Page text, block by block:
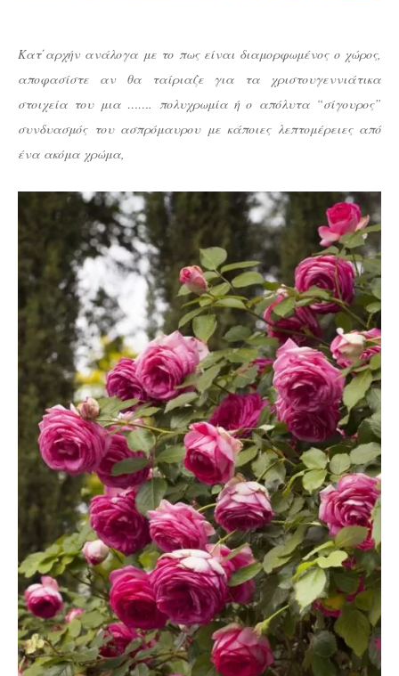
Κατ΄αρχήν ανάλογα με το πως είναι διαμορφωμένος ο χώρος,
αποφασίστε αν θα ταίριαζε για τα χριστουγεννιάτικα
στοιχεία του μια ……. πολυχρωμία ή ο απόλυτα “σίγουρος”
συνδυασμός του ασπρόμαυρου με κάποιες λεπτομέρειες από
ένα ακόμα χρώμα,